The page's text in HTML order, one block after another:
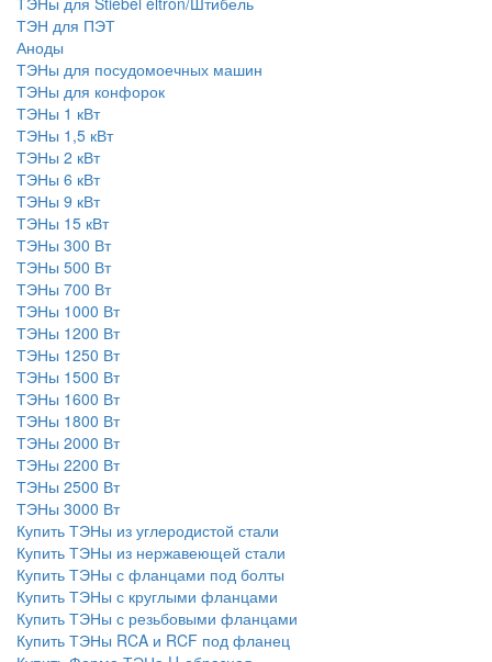
ТЭН для ПЭТ
Аноды
ТЭНы для посудомоечных машин
ТЭНы для конфорок
ТЭНы 1 кВт
ТЭНы 1,5 кВт
ТЭНы 2 кВт
ТЭНы 6 кВт
ТЭНы 9 кВт
ТЭНы 15 кВт
ТЭНы 300 Вт
ТЭНы 500 Вт
ТЭНы 700 Вт
ТЭНы 1000 Вт
ТЭНы 1200 Вт
ТЭНы 1250 Вт
ТЭНы 1500 Вт
ТЭНы 1600 Вт
ТЭНы 1800 Вт
ТЭНы 2000 Вт
ТЭНы 2200 Вт
ТЭНы 2500 Вт
ТЭНы 3000 Вт
Купить ТЭНы из углеродистой стали
Купить ТЭНы из нержавеющей стали
Купить ТЭНы с фланцами под болты
Купить ТЭНы с круглыми фланцами
Купить ТЭНы с резьбовыми фланцами
Купить ТЭНы RCA и RCF под фланец